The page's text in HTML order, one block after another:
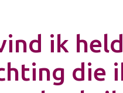
ik
die